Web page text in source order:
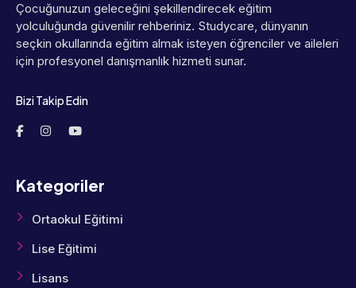
Çocuğunuzun geleceğini şekillendirecek eğitim
yolculuğunda güvenilir rehberiniz. Studycare, dünyanın
seçkin okullarında eğitim almak isteyen öğrenciler ve aileleri
için profesyonel danışmanlık hizmeti sunar.
Bizi Takip Edin
Kategoriler
Ortaokul Eğitimi
Lise Eğitimi
Lisans